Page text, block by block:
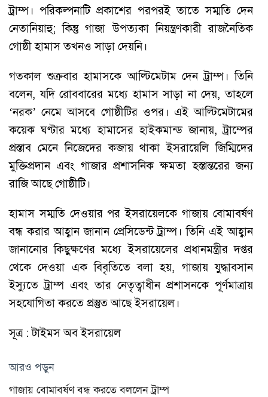
ট্রাম্প। পরিকল্পনাটি প্রকাশের পরপরই তাতে সম্মতি দেন
নেতানিয়াহু; কিন্তু গাজা উপত্যকা নিয়ন্ত্রণকারী রাজনৈতিক
গোষ্ঠী হামাস তখনও সাড়া দেয়নি।
গতকাল শুক্রবার হামাসকে আল্টিমেটাম দেন ট্রাম্প। তিনি
বলেন, যদি রোববারের মধ্যে হামাস সাড়া না দেয়, তাহলে
‘নরক’ নেমে আসবে গোষ্ঠীটির ওপর। এই আল্টিমেটামের
কয়েক ঘণ্টার মধ্যে হামাসের হাইকমান্ড জানায়, ট্রাম্পের
প্রস্তাব মেনে নিজেদের কব্জায় থাকা ইসরায়েলি জিম্মিদের
মুক্তিপ্রদান এবং গাজার প্রশাসনিক ক্ষমতা হস্তান্তরের জন্য
রাজি আছে গোষ্ঠীটি।
হামাস সম্মতি দেওয়ার পর ইসরায়েলকে গাজায় বোমাবর্ষণ
বন্ধ করার আহ্বান জানান প্রেসিডেন্ট ট্রাম্প। তিনি এই আহ্বান
জানানোর কিছুক্ষণের মধ্যে ইসরায়েলের প্রধানমন্ত্রীর দপ্তর
থেকে দেওয়া এক বিবৃতিতে বলা হয়, গাজায় যুদ্ধাবসান
ইস্যুতে ট্রাম্প এবং তার নেতৃত্বাধীন প্রশাসনকে পূর্ণমাত্রায়
সহযোগিতা করতে প্রস্তুত আছে ইসরায়েল।
সূত্র : টাইমস অব ইসরায়েল
আরও পড়ুন
গাজায় বোমাবর্ষণ বন্ধ করতে বললেন ট্রাম্প